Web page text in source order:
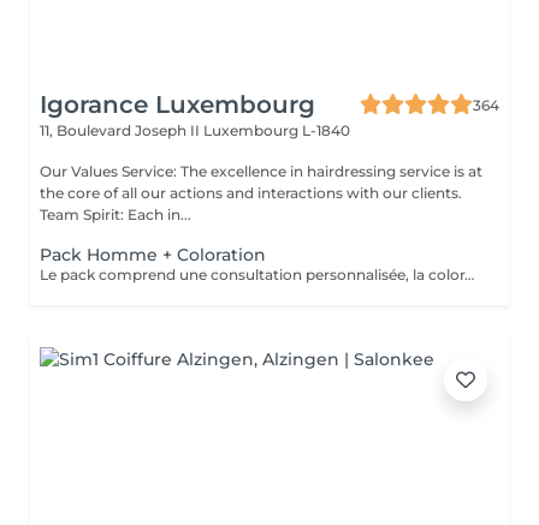
Igorance Luxembourg
364
11, Boulevard Joseph II Luxembourg L-1840
Our Values Service: The excellence in hairdressing service is at
the core of all our actions and interactions with our clients.
Team Spirit: Each in...
Pack Homme + Coloration
Le pack comprend une consultation personnalisée, la coloration avec les produits LOREAL PROFESSIONNEL , shampooing et conditionneur spécifiques REDKEN , la coupe IGORANCE ( finitions sur cheveux secs) , les produits de styling REDKEN * Tarifs à titre indicatifs à confirmer après la consultation personnalisée établit auprès de votre coiffeur/stylist/spécialiste * La direction se réserve le droit d’apporter des modifications pour le bon fonctionnement du salon